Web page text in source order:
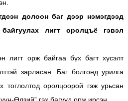
долоон баг дээр нэмэгдээд
лигт оролцъё гэвэл
лигт орж байгаа бүх багт хүсэлт
зарласан. Баг болгонд урилга
тоглолтод оролцоорой гэж урьсан
Өлзий” гэх багууд орж ирсэн.